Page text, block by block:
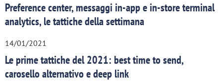
Preference center, messaggi in-app e in-store terminal
analytics, le tattiche della settimana
14/01/2021
Le prime tattiche del 2021: best time to send,
carosello alternativo e deep link